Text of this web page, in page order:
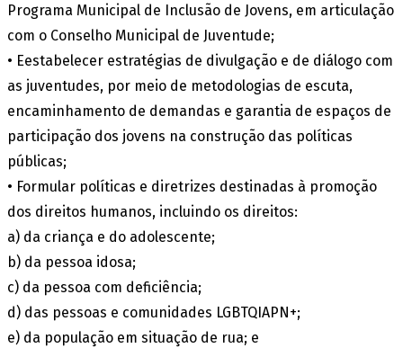
Programa Municipal de Inclusão de Jovens, em articulação
com o Conselho Municipal de Juventude;
• Eestabelecer estratégias de divulgação e de diálogo com
as juventudes, por meio de metodologias de escuta,
encaminhamento de demandas e garantia de espaços de
participação dos jovens na construção das políticas
públicas;
• Formular políticas e diretrizes destinadas à promoção
dos direitos humanos, incluindo os direitos:
a) da criança e do adolescente;
b) da pessoa idosa;
c) da pessoa com deficiência;
d) das pessoas e comunidades LGBTQIAPN+;
e) da população em situação de rua; e